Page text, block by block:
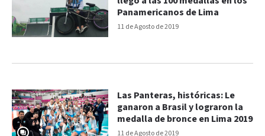
11 de Agosto de 2019
Panamericanos de Lima
11 de Agosto de 2019
Las Panteras, históricas: Le
ganaron a Brasil y lograron la
medalla de bronce en Lima 2019